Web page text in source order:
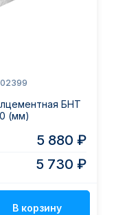
БНТ
(мм)
5 880 ₽
5 730 ₽
В корзину